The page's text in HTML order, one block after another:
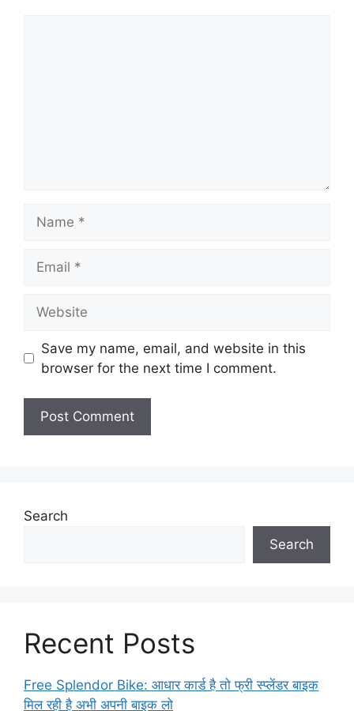
Save my name, email, and website in this
browser for the next time I comment.
Search
Search
Recent Posts
Free Splendor Bike: आधार कार्ड है तो फ्री स्प्लेंडर बाइक
मिल रही है अभी अपनी बाइक लो